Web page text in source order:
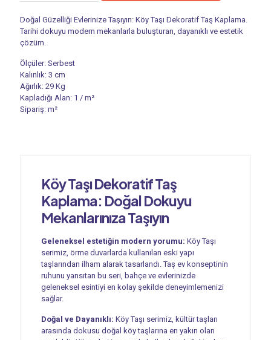
Taş
|
Köy
PS
605
adet
Doğal Güzelliği Evlerinize Taşıyın: Köy Taşı Dekoratif Taş Kaplama.
Tarihi dokuyu modern mekanlarla buluşturan, dayanıklı ve estetik
çözüm.
Ölçüler: Serbest
Kalınlık: 3 cm
Ağırlık: 29 Kg
Kapladığı Alan: 1 / m²
Sipariş: m²
Köy Taşı Dekoratif Taş
Kaplama: Doğal Dokuyu
Mekanlarınıza Taşıyın
Geleneksel estetiğin modern yorumu: Köy Taşı
serimiz, örme duvarlarda kullanılan eski yapı
taşlarından ilham alarak tasarlandı. Taş ev konseptinin
ruhunu yansıtan bu seri, bahçe ve evlerinizde
geleneksel esintiyi en kolay şekilde deneyimlemenizi
sağlar.
Doğal ve Dayanıklı: Köy Taşı serimiz, kültür taşları
arasında dokusu doğal köy taşlarına en yakın olan